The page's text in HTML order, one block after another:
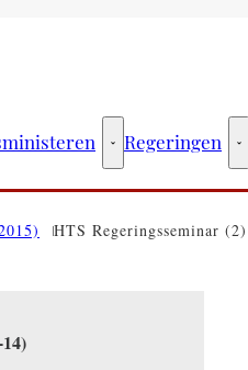
- Flere linksStatsministeren -
Regeringen
HTS Regeringsseminar (2)